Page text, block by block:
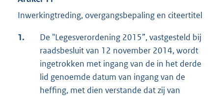
Inwerkingtreding, overgangsbepaling en citeertitel
1.
De "Legesverordening 2015”, vastgesteld bij
raadsbesluit van 12 november 2014, wordt
ingetrokken met ingang van de in het derde
lid genoemde datum van ingang van de
heffing, met dien verstande dat zij van